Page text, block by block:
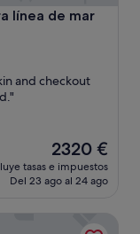
línea de mar
de mar
and checkout
El
precio
actual
2320 €
2320 €
tasas e impuestos
Del 23 ago al 24 ago